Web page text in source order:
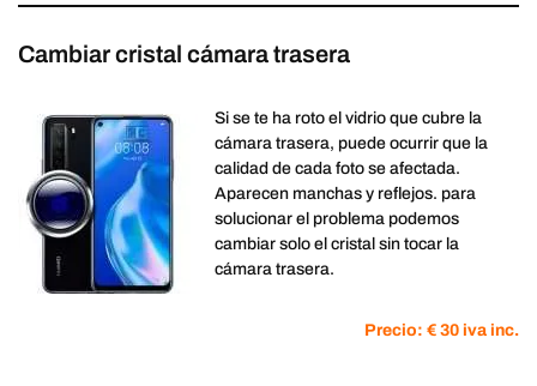
Cambiar cristal cámara trasera
Si se te ha roto el vidrio que cubre la
cámara trasera, puede ocurrir que la
calidad de cada foto se afectada.
Aparecen manchas y reflejos. para
solucionar el problema podemos
cambiar solo el cristal sin tocar la
cámara trasera.
Precio: € 30 iva inc.